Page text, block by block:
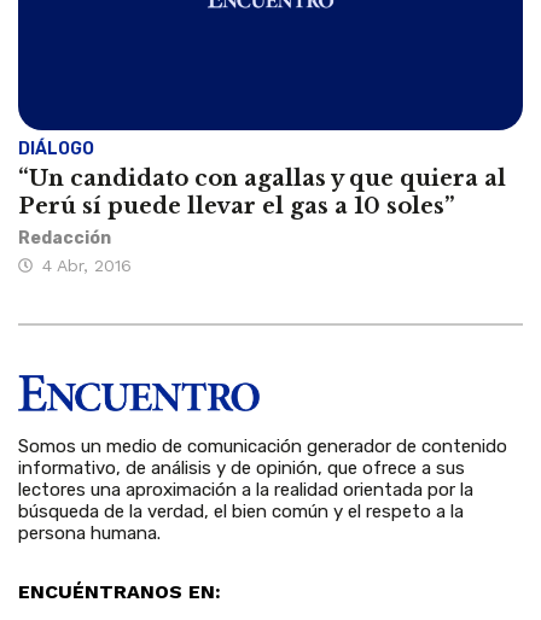
DIÁLOGO
“Un candidato con agallas y que quiera al
Perú sí puede llevar el gas a 10 soles”
Redacción
4 Abr, 2016
Somos un medio de comunicación generador de contenido
informativo, de análisis y de opinión, que ofrece a sus
lectores una aproximación a la realidad orientada por la
búsqueda de la verdad, el bien común y el respeto a la
persona humana.
ENCUÉNTRANOS EN: